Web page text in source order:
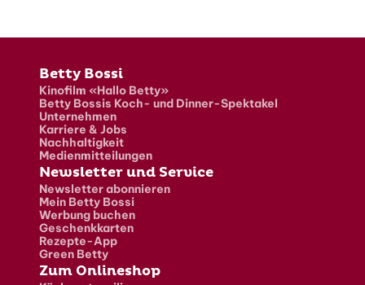
Fusszeile
Betty Bossi
Kinofilm «Hallo Betty»
Betty Bossis Koch- und Dinner-Spektakel
Unternehmen
Karriere & Jobs
Nachhaltigkeit
Medienmitteilungen
Newsletter und Service
Newsletter abonnieren
Mein Betty Bossi
Werbung buchen
Geschenkkarten
Rezepte-App
Green Betty
Zum Onlineshop